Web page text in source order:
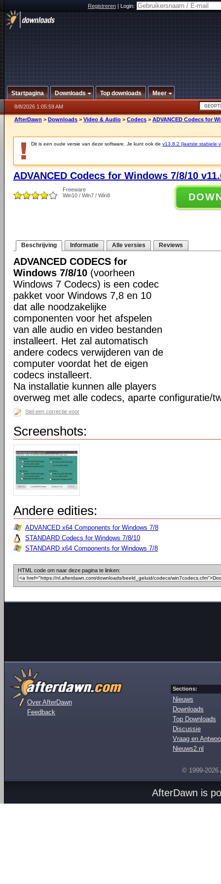
Registreren|Login:
Startpagina Downloads Top downloads Meer
8/8/2026 1:05:59 AM
AfterDawn > Downloads > Video & Audio > Codecs > ADVANCED Codecs for
Dit is een oude versie van deze software. Je kunt ook de v13.8.2 (laatste stabiele
ADVANCED Codecs for Windows 7/8/10
Freeware
Win10 / Win7 / Win8
Beschrijving Informatie Alle versies Reviews
ADVANCED CODECS for
Windows 7/8/10 (voorheen
Windows 7 Codecs) is een codec
pakket voor Windows 7,8 en 10
dat alle noodzakelijke
componenten voor het afspelen
van alle audio en video bestanden
installeert. Het zal automatisch
andere codecs verwijderen van de
computer voordat het de eigen
codecs installeert.
Na installatie kunnen alle players
overweg met alle codecs, aparte configuratie/
Stel een correctie voor
Screenshots:
Andere edities:
ADVANCED x64 Components for Windows 7/8
STANDARD Codecs for Windows 7/8/10
STANDARD x64 Components for Windows 7/8
HTML code om naar deze pagina te linken:
Over AfterDawn
Feedback
Sections:
Nieuws
Downloads
Top Downloads
Discussie
Vraag en
Nieuws2.nl
© 1999-2026
AfterDawn is